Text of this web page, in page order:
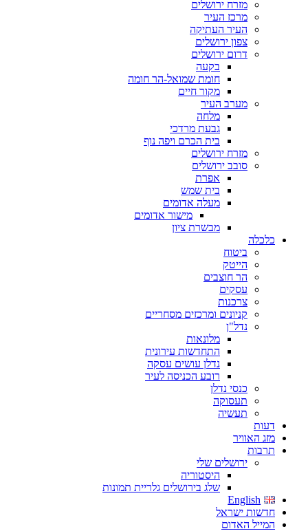
מזרח ירושלים
מרכז העיר
העיר העתיקה
צפון ירושלים
דרום ירושלים
בקעה
חומת שמואל-הר חומה
מקור חיים
מערב העיר
מלחה
גבעת מרדכי
בית הכרם ויפה נוף
מזרח ירושלים
סובב ירושלים
אפרת
בית שמש
מעלה אדומים
מישור אדומים
מבשרת ציון
כלכלה
ביטוח
הייטק
הר חוצבים
עסקים
צרכנות
קניונים ומרכזים מסחריים
נדל"ן
מלונאות
התחדשות עירונית
נדלן עושים עסקה
רובע הכניסה לעיר
כנסי נדלן
תעסוקה
תעשיה
דעות
מזג האוויר
תרבות
ירושלים שלי
היסטוריה
שלג בירושלים גלריית תמונות
English
חדשות ישראל
המייל האדום